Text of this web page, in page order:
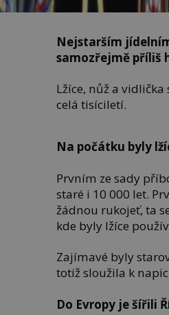
Nejstarším
samozřejmě příliš
Lžíce, nůž a
celá tisíciletí.
Na počátku byly
Prvním ze sady
staré i 10 000 let.
žádnou rukojeť, ta
kde byly lžíce
Zajímavé byly
totiž sloužila k
Do Evropy je šířili